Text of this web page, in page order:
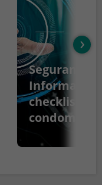
Segurança
Informação:
checklist
›